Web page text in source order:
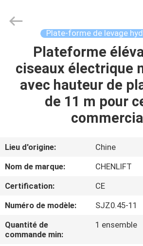
LA
MAISON
À
PROPOS
DE
VISITE
MACHINERY
Plate-forme de levage
Plateforme
ciseaux électrique
avec hauteur de
de 11 m pour
Lieu d'origine:
Chine
Nom de marque:
CHENLIFT
Certification:
CE
Numéro de modèle:
SJZ0.45-11
Quantité de
commande min:
1 ensemble